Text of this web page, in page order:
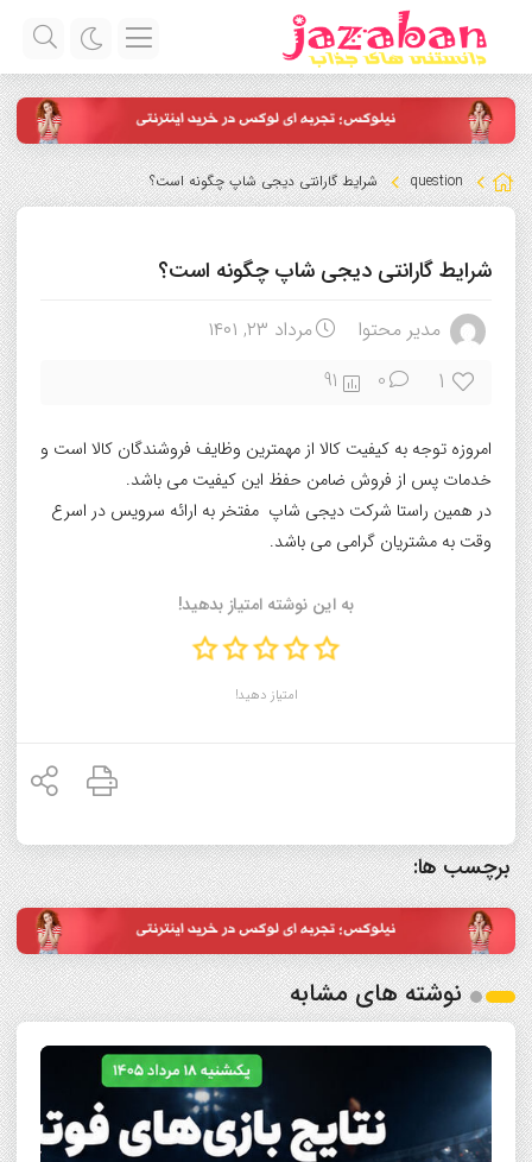
question شرایط گارانتی دیجی شاپ چگونه است؟
شرایط گارانتی دیجی شاپ چگونه است؟
مدیر محتوا مرداد ۲۳, ۱۴۰۱
1
0
91
امروزه توجه به کیفیت کالا از مهمترین وظایف فروشندگان کالا است و
خدمات پس از فروش ضامن حفظ این کیفیت می باشد.
در همین راستا شرکت دیجی شاپ مفتخر به ارائه سرویس در اسرع
وقت به مشتریان گرامی می باشد.
به این نوشته امتیاز بدهید!
امتیاز دهید!
برچسب ها:
نوشته های مشابه